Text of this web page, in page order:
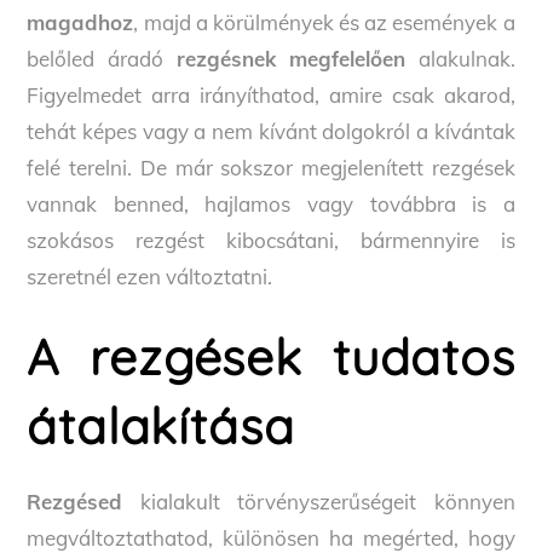
magadhoz, majd a körülmények és az események a
belőled áradó rezgésnek megfelelően alakulnak.
Figyelmedet arra irányíthatod, amire csak akarod,
tehát képes vagy a nem kívánt dolgokról a kívántak
felé terelni. De már sokszor megjelenített rezgések
vannak benned, hajlamos vagy továbbra is a
szokásos rezgést kibocsátani, bármennyire is
szeretnél ezen változtatni.
A rezgések tudatos
átalakítása
Rezgésed kialakult törvényszerűségeit könnyen
megváltoztathatod, különösen ha megérted, hogy